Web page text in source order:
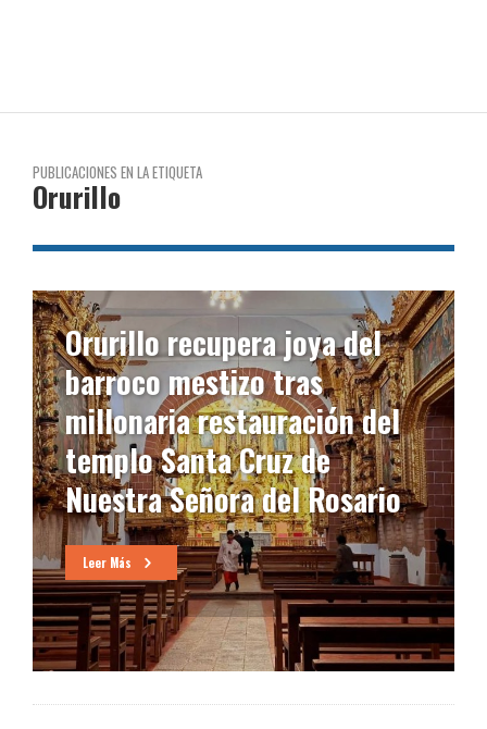
PUBLICACIONES EN LA ETIQUETA
Orurillo
recupera joya del
mestizo tras
restauración del
Cruz de
Señora del Rosario
Obispo de
Orurillo
y cultura
Leer Más